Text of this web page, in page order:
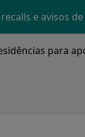
e avisos
para